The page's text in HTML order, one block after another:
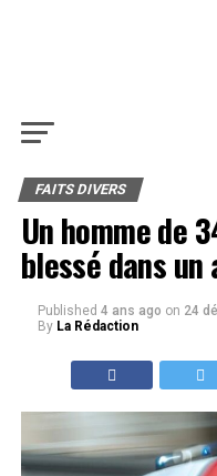
FAITS DIVERS
Un homme de
blessé dans un
Published 4 ans ago on 24
By La Rédaction